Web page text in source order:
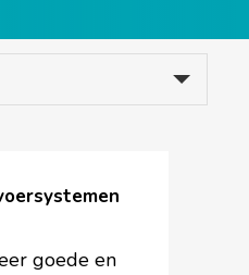
goede en